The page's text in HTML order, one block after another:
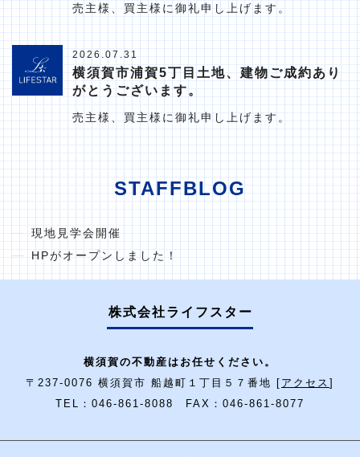
売主様、買主様に御礼申し上げます。
2026.07.31
横須賀市浦賀5丁目土地、建物ご成約あり
がとうございます。
売主様、買主様に御礼申し上げます。
STAFFBLOG
現地見学会開催
HPがオープンしました！
株式会社ライフスター
横須賀の不動産はお任せください。
〒237-0076 横須賀市 船越町１丁目５７番地 [ アクセス ]
TEL：046-861-8088 FAX：046-861-8077